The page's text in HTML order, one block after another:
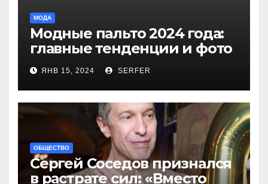
МОДА
Модные пальто 2024 года:
главные тенденции и фото
новинок
ЯНВ 15, 2024 SERFER
ОБЩЕСТВО
Сергей Соседов признался
в растрате сил: «Вместо